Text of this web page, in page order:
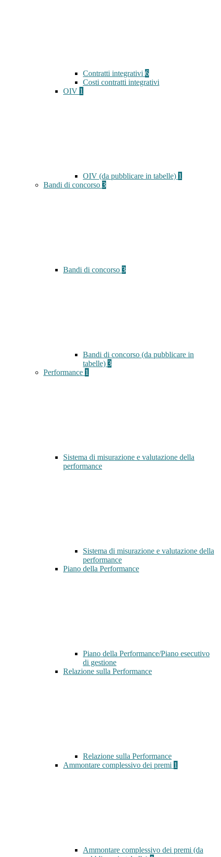
Contratti integrativi 6
Costi contratti integrativi
OIV 1
OIV (da pubblicare in tabelle) 1
Bandi di concorso 3
Bandi di concorso 3
Bandi di concorso (da pubblicare in
tabelle) 3
Performance 1
Sistema di misurazione e valutazione della
performance
Sistema di misurazione e valutazione della
performance
Piano della Performance
Piano della Performance/Piano esecutivo
di gestione
Relazione sulla Performance
Relazione sulla Performance
Ammontare complessivo dei premi 1
Ammontare complessivo dei premi (da